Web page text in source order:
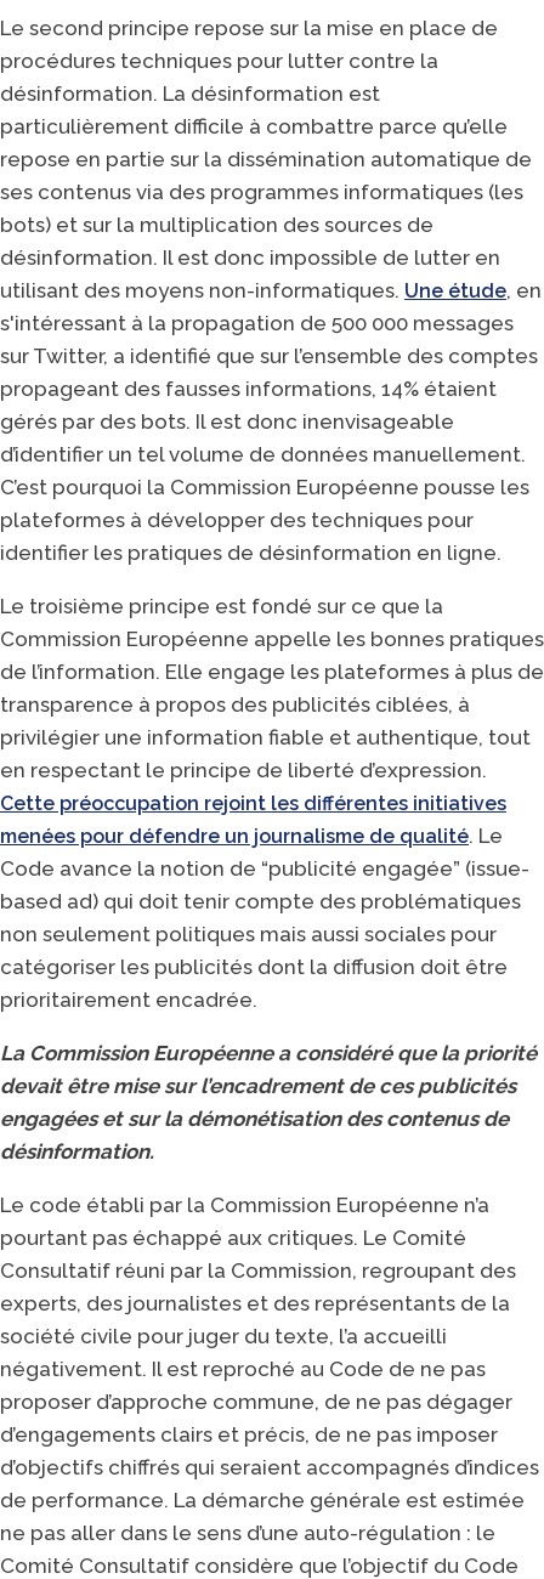
Le second principe repose sur la mise en place de
procédures techniques pour lutter contre la
désinformation. La désinformation est
particulièrement difficile à combattre parce qu’elle
repose en partie sur la dissémination automatique de
ses contenus via des programmes informatiques (les
bots) et sur la multiplication des sources de
désinformation. Il est donc impossible de lutter en
utilisant des moyens non-informatiques. Une étude, en
s'intéressant à la propagation de 500 000 messages
sur Twitter, a identifié que sur l’ensemble des comptes
propageant des fausses informations, 14% étaient
gérés par des bots. Il est donc inenvisageable
d’identifier un tel volume de données manuellement.
C’est pourquoi la Commission Européenne pousse les
plateformes à développer des techniques pour
identifier les pratiques de désinformation en ligne.
Le troisième principe est fondé sur ce que la
Commission Européenne appelle les bonnes pratiques
de l’information. Elle engage les plateformes à plus de
transparence à propos des publicités ciblées, à
privilégier une information fiable et authentique, tout
en respectant le principe de liberté d’expression.
Cette préoccupation rejoint les différentes initiatives
menées pour défendre un journalisme de qualité. Le
Code avance la notion de “publicité engagée” (issue-
based ad) qui doit tenir compte des problématiques
non seulement politiques mais aussi sociales pour
catégoriser les publicités dont la diffusion doit être
prioritairement encadrée.
La Commission Européenne a considéré que la priorité
devait être mise sur l’encadrement de ces publicités
engagées et sur la démonétisation des contenus de
désinformation.
Le code établi par la Commission Européenne n’a
pourtant pas échappé aux critiques. Le Comité
Consultatif réuni par la Commission, regroupant des
experts, des journalistes et des représentants de la
société civile pour juger du texte, l’a accueilli
négativement. Il est reproché au Code de ne pas
proposer d’approche commune, de ne pas dégager
d’engagements clairs et précis, de ne pas imposer
d’objectifs chiffrés qui seraient accompagnés d’indices
de performance. La démarche générale est estimée
ne pas aller dans le sens d’une auto-régulation : le
Comité Consultatif considère que l’objectif du Code